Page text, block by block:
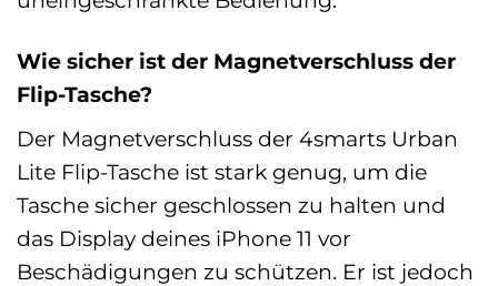
Wie sicher ist der Magnetverschluss der
Flip-Tasche?
Der Magnetverschluss der 4smarts Urban
Lite Flip-Tasche ist stark genug, um die
Tasche sicher geschlossen zu halten und
das Display deines iPhone 11 vor
Beschädigungen zu schützen. Er ist jedoch